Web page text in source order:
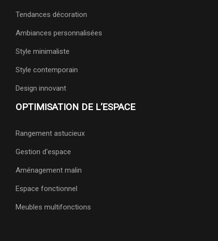
Tendances décoration
Ambiances personnalisées
Style minimaliste
Style contemporain
Design innovant
OPTIMISATION DE L’ESPACE
Rangement astucieux
Gestion d'espace
Aménagement malin
Espace fonctionnel
Meubles multifonctions